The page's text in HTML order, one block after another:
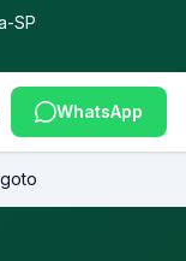
SP
WhatsApp